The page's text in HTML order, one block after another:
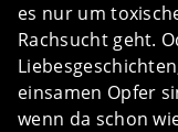
es nur um
Rachsucht geht.
einsamen Opfer
wenn da schon